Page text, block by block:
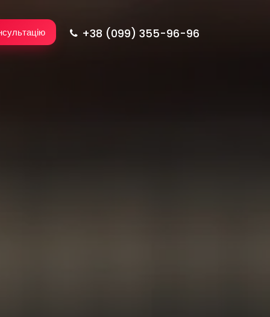
+38 (099) 355-96-96